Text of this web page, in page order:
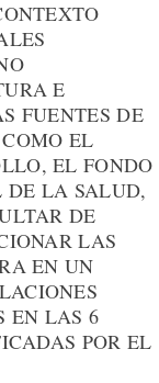
E
FUENTES DE
EL
EL FONDO
DE LA SALUD,
DE
LAS
EN UN
EN LAS 6
POR EL